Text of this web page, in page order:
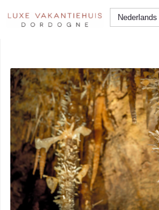
naar
Nederlands